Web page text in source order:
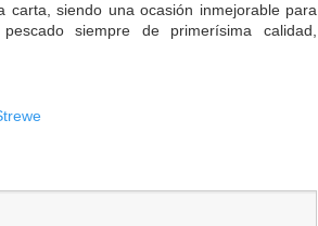
siendo una ocasión inmejorable para
siempre de primerísima calidad,